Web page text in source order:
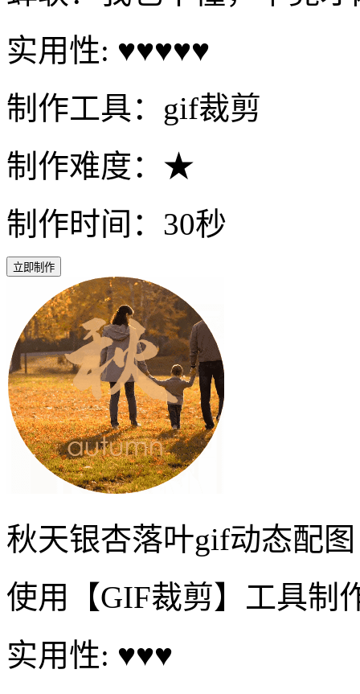
实用性: ♥♥♥♥♥
制作工具：gif裁剪
制作难度：★
制作时间：30秒
立即制作
秋天银杏落叶gif动态配图
使用【GIF裁剪】工具制
实用性: ♥♥♥